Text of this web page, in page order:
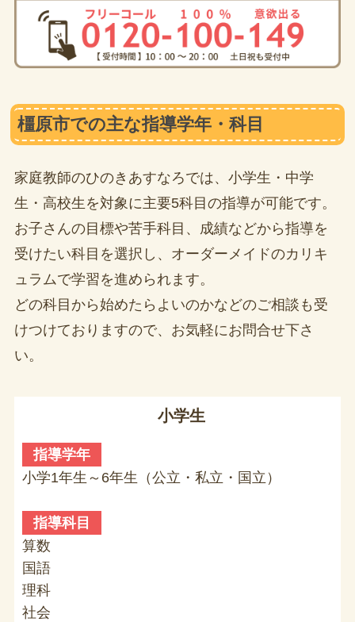
橿原市での主な指導学年・科目
家庭教師のひのきあすなろでは、小学生・中学
生・高校生を対象に主要5科目の指導が可能です。
お子さんの目標や苦手科目、成績などから指導を
受けたい科目を選択し、オーダーメイドのカリキ
ュラムで学習を進められます。
どの科目から始めたらよいのかなどのご相談も受
けつけておりますので、お気軽にお問合せ下さ
い。
小学生
指導学年
小学1年生～6年生（公立・私立・国立）
指導科目
算数
国語
理科
社会